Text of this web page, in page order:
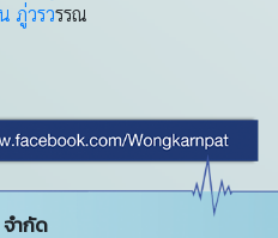
ภู่วรวรรณ
ำกัด